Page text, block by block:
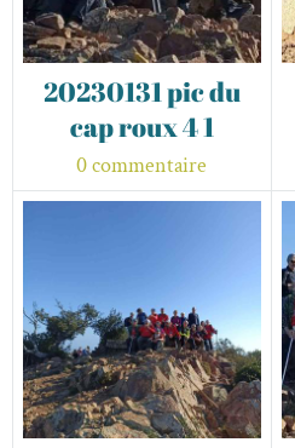
20230131 pic du
cap roux 4 1
0 commentaire